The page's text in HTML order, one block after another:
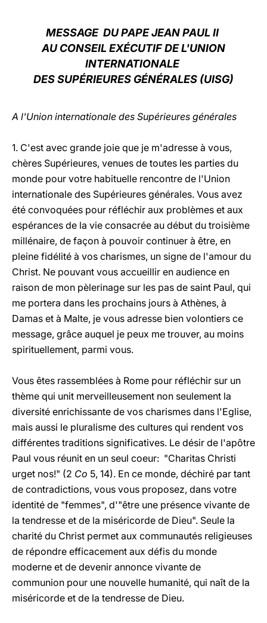
MESSAGE DU PAPE JEAN PAUL II
AU CONSEIL EXÉCUTIF DE L'UNION
INTERNATIONALE
DES SUPÉRIEURES GÉNÉRALES (UISG)
A l'Union internationale des Supérieures générales
1. C'est avec grande joie que je m'adresse à vous,
chères Supérieures, venues de toutes les parties du
monde pour votre habituelle rencontre de l'Union
internationale des Supérieures générales. Vous avez
été convoquées pour réfléchir aux problèmes et aux
espérances de la vie consacrée au début du troisième
millénaire, de façon à pouvoir continuer à être, en
pleine fidélité à vos charismes, un signe de l'amour du
Christ. Ne pouvant vous accueillir en audience en
raison de mon pèlerinage sur les pas de saint Paul, qui
me portera dans les prochains jours à Athènes, à
Damas et à Malte, je vous adresse bien volontiers ce
message, grâce auquel je peux me trouver, au moins
spirituellement, parmi vous.
Vous êtes rassemblées à Rome pour réfléchir sur un
thème qui unit merveilleusement non seulement la
diversité enrichissante de vos charismes dans l'Eglise,
mais aussi le pluralisme des cultures qui rendent vos
différentes traditions significatives. Le désir de l'apôtre
Paul vous réunit en un seul coeur: "Charitas Christi
urget nos!" (2 Co 5, 14). En ce monde, déchiré par tant
de contradictions, vous vous proposez, dans votre
identité de "femmes", d'"être une présence vivante de
la tendresse et de la miséricorde de Dieu". Seule la
charité du Christ permet aux communautés religieuses
de répondre efficacement aux défis du monde
moderne et de devenir annonce vivante de
communion pour une nouvelle humanité, qui naît de la
miséricorde et de la tendresse de Dieu.